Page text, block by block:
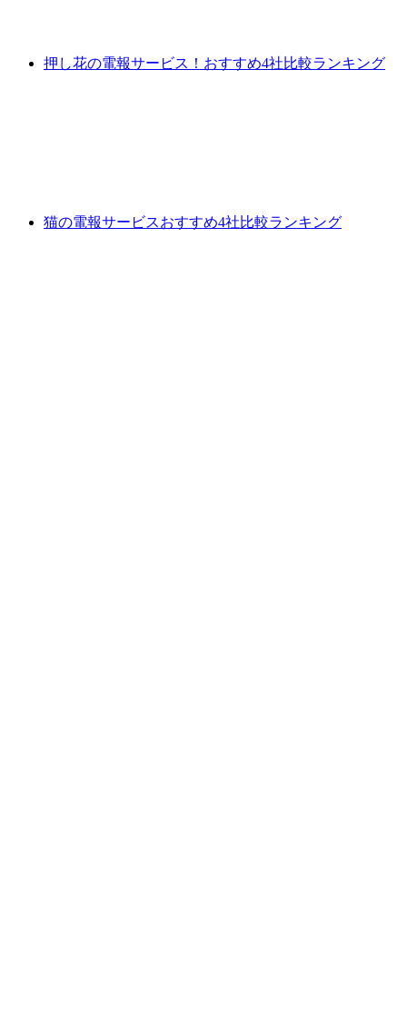
押し花の電報サービス！おすすめ4社比較ランキング
猫の電報サービスおすすめ4社比較ランキング